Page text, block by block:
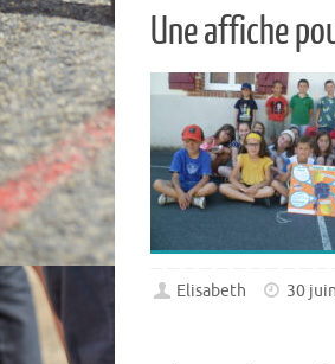
Une affiche
Elisabeth 30